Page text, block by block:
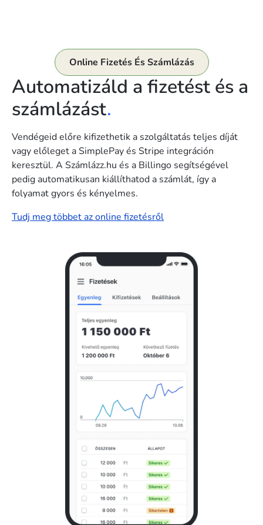
Online Fizetés És Számlázás
Automatizáld a fizetést és a
számlázást.
Vendégeid előre kifizethetik a szolgáltatás teljes díját
vagy előleget a SimplePay és Stripe integráción
keresztül. A Számlázz.hu és a Billingo segítségével
pedig automatikusan kiállíthatod a számlát, így a
folyamat gyors és kényelmes.
Tudj meg többet az online fizetésről